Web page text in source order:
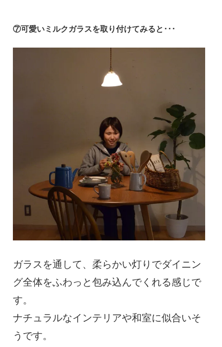
⑦可愛いミルクガラスを取り付けてみると･･･
ガラスを通して、柔らかい灯りでダイニン
グ全体をふわっと包み込んでくれる感じで
す。
ナチュラルなインテリアや和室に似合いそ
うです。